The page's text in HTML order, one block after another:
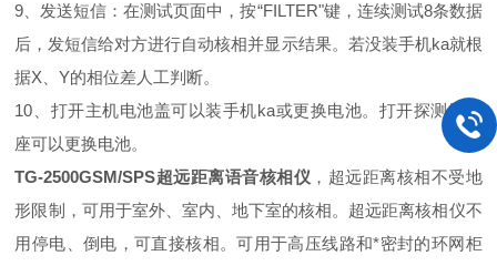
9、发送短信：在测试页面中，按“FILTER"键，连续测试8条数据
后，发短信给对方进行自动核相并显示结果。若没装手机ka就根
据X、Y的相位差人工判断。
10、打开主机电池盖可以装手机ka或更换电池。打开探测器底
座可以更换电池。
TG-2500GSM/SPS超远距离语音核相仪 ，超远距离核相不受地
形限制，可用于室外、室内、地下室的核相。超远距离核相仪不
用停电、倒电，可直接核相。可用于高压线路和*密封的环网柜